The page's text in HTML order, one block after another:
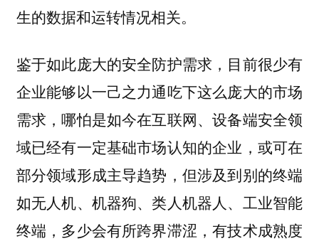
生的数据和运转情况相关。
鉴于如此庞大的安全防护需求，目前很少有
企业能够以一己之力通吃下这么庞大的市场
需求，哪怕是如今在互联网、设备端安全领
域已经有一定基础市场认知的企业，或可在
部分领域形成主导趋势，但涉及到别的终端
如无人机、机器狗、类人机器人、工业智能
终端，多少会有所跨界滞涩，有技术成熟度